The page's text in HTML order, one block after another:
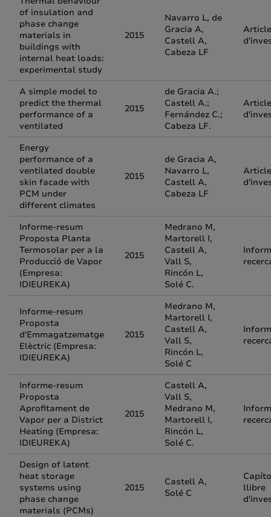
of insulation and
phase change
materials in
buildings with
internal heat loads:
experimental study
2015
Navarro L, de
Gracia A,
Castell A,
Cabeza LF
Article
A simple model to
predict the thermal
performance of a
ventilated
2015
de Gracia A.;
Castell A.;
Fernández C.;
Cabeza LF.
Article
Energy
performance of a
ventilated double
skin facade with
PCM under
different climates
2015
de Gracia A,
Navarro L,
Castell A,
Cabeza LF
Article
Informe-resum
Proposta Planta
Termosolar per a la
Producció de Vapor
(Empresa:
IDIEUREKA)
2015
Medrano M,
Martorell I,
Castell A,
Vall S,
Rincón L,
Solé C.
Informe-resum
Proposta
d'Emmagatzematge
Elèctric (Empresa:
IDIEUREKA)
2015
Medrano M,
Martorell I,
Castell A,
Vall S,
Rincón L,
Solé C
Informe-resum
Proposta
Aprofitament de
Vapor per a District
Heating (Empresa:
IDIEUREKA)
2015
Castell A,
Vall S,
Medrano M,
Martorell I,
Rincón L,
Solé C.
Design of latent
heat storage
systems using
phase change
materials (PCMs)
2015
Castell A,
Solé C
llibre